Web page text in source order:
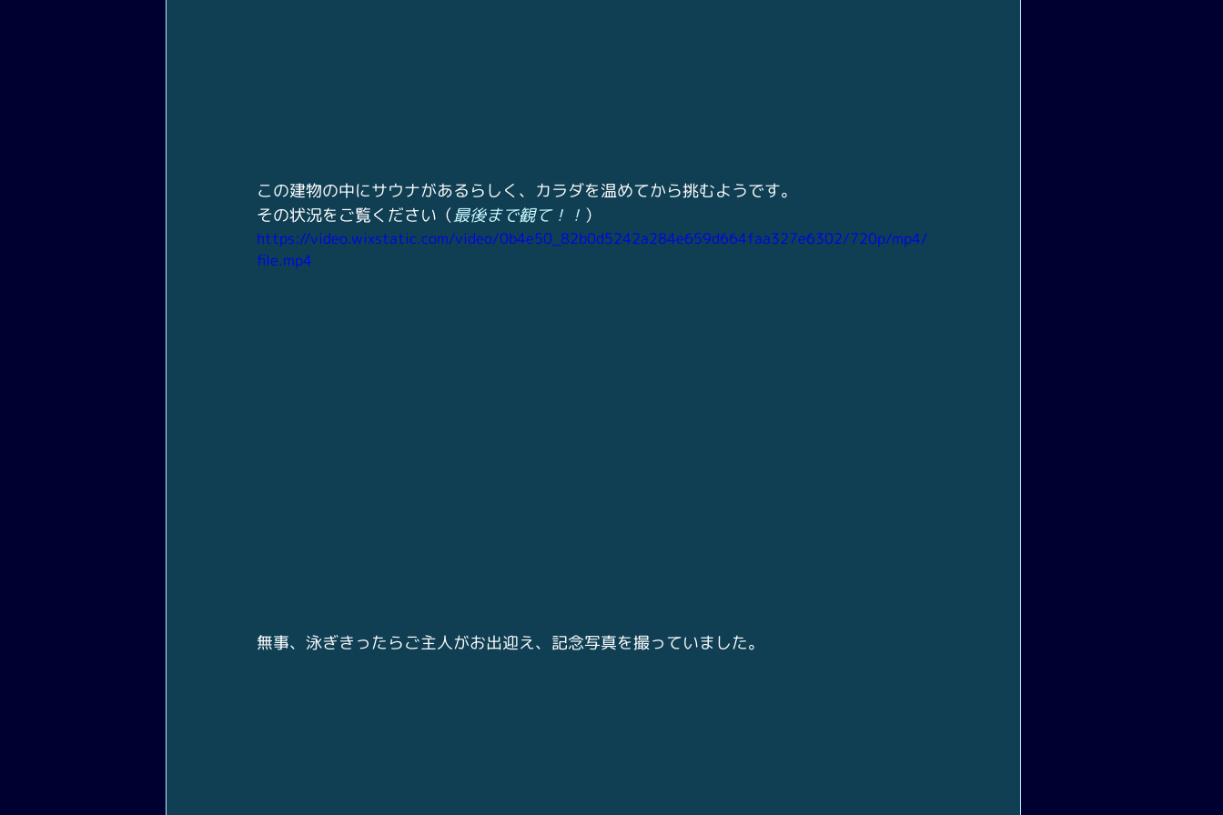
この建物の中にサウナがあるらしく、カラダを温めてから挑むようです。
その状況をご覧ください（最後まで観て！！ ）
https://video.wixstatic.com/video/0b4e50_82b0d5242a284e659d664faa327e6302/720p/mp4/
file.mp4
無事、泳ぎきったらご主人がお出迎え、記念写真を撮っていました。